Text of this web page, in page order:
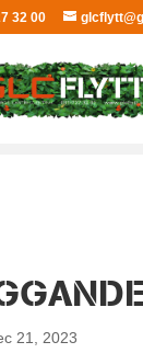
32 00
21, 2023